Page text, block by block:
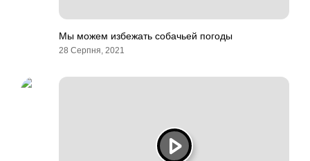
Мы можем избежать собачьей погоды
28 Серпня, 2021